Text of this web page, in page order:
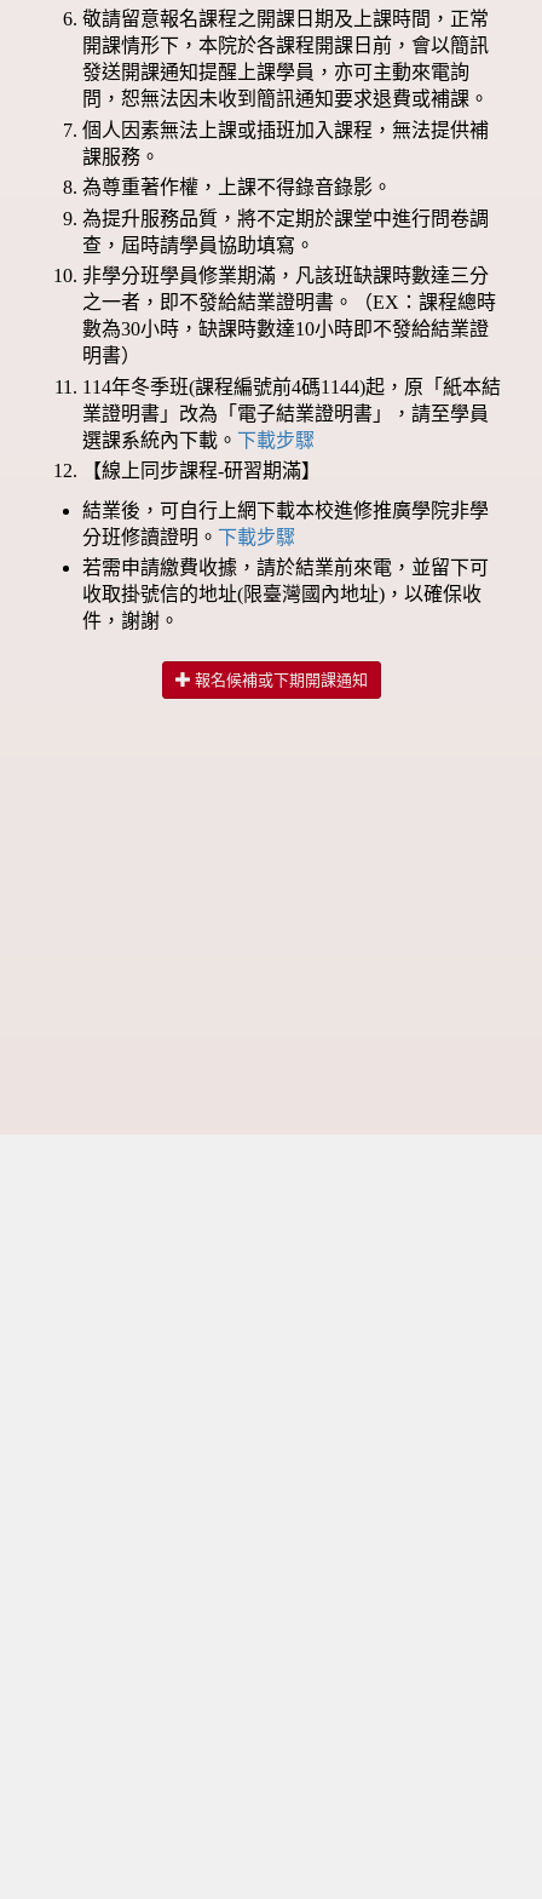
敬請留意報名課程之開課日期及上課時間，正常
開課情形下，本院於各課程開課日前，會以簡訊
發送開課通知提醒上課學員，亦可主動來電詢
問，恕無法因未收到簡訊通知要求退費或補課。
個人因素無法上課或插班加入課程，無法提供補
課服務。
為尊重著作權，上課不得錄音錄影。
為提升服務品質，將不定期於課堂中進行問卷調
查，屆時請學員協助填寫。
非學分班學員修業期滿，凡該班缺課時數達三分
之一者，即不發給結業證明書。（EX：課程總時
數為30小時，缺課時數達10小時即不發給結業證
明書）
114年冬季班(課程編號前4碼1144)起，原「紙本結
業證明書」改為「電子結業證明書」，請至學員
選課系統內下載。 下載步驟
【線上同步課程-研習期滿】
結業後，可自行上網下載本校進修推廣學院非學
分班修讀證明。 下載步驟
若需申請繳費收據，請於結業前來電，並留下可
收取掛號信的地址(限臺灣國內地址)，以確保收
件，謝謝。
報名候補或下期開課通知